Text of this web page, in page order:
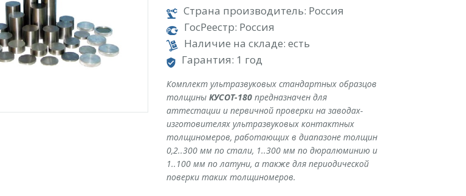
Страна производитель: Россия
ГосРеестр: Россия
Наличие на складе: есть
Гарантия: 1 год
Комплект ультразвуковых стандартных образцов
толщины КУСОТ-180предназначен для
аттестации и первичной проверки на заводах-
изготовителях ультразвуковых контактных
толщиномеров, работающих в диапазоне толщин
0,2..300 мм по стали, 1..300 мм по дюралюминию и
1..100 мм по латуни, а также для периодической
поверки таких толщиномеров.